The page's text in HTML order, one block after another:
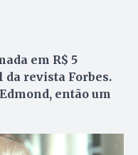
em R$ 5
revista Forbes.
então um